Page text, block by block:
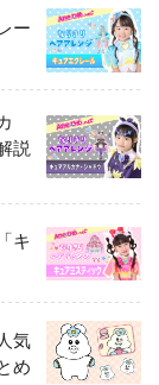
ー
説
キ
気
め